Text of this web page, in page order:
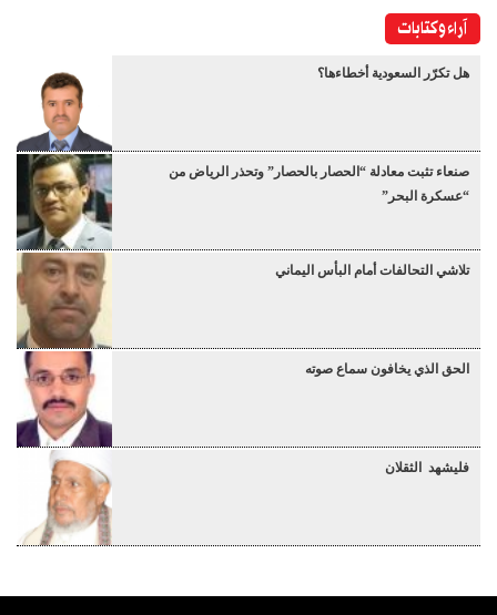
آراء وكتابات
هل تكرّر السعودية أخطاءها؟
صنعاء تثبت معادلة “الحصار بالحصار” وتحذر الرياض من
“عسكرة البحر”
تلاشي التحالفات أمام البأس اليماني
الحق الذي يخافون سماع صوته
فليشهد الثقلان